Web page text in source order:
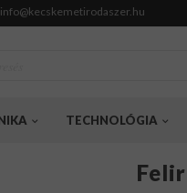
info@kecskemetirodaszer.hu
TECHNOLÓGIA